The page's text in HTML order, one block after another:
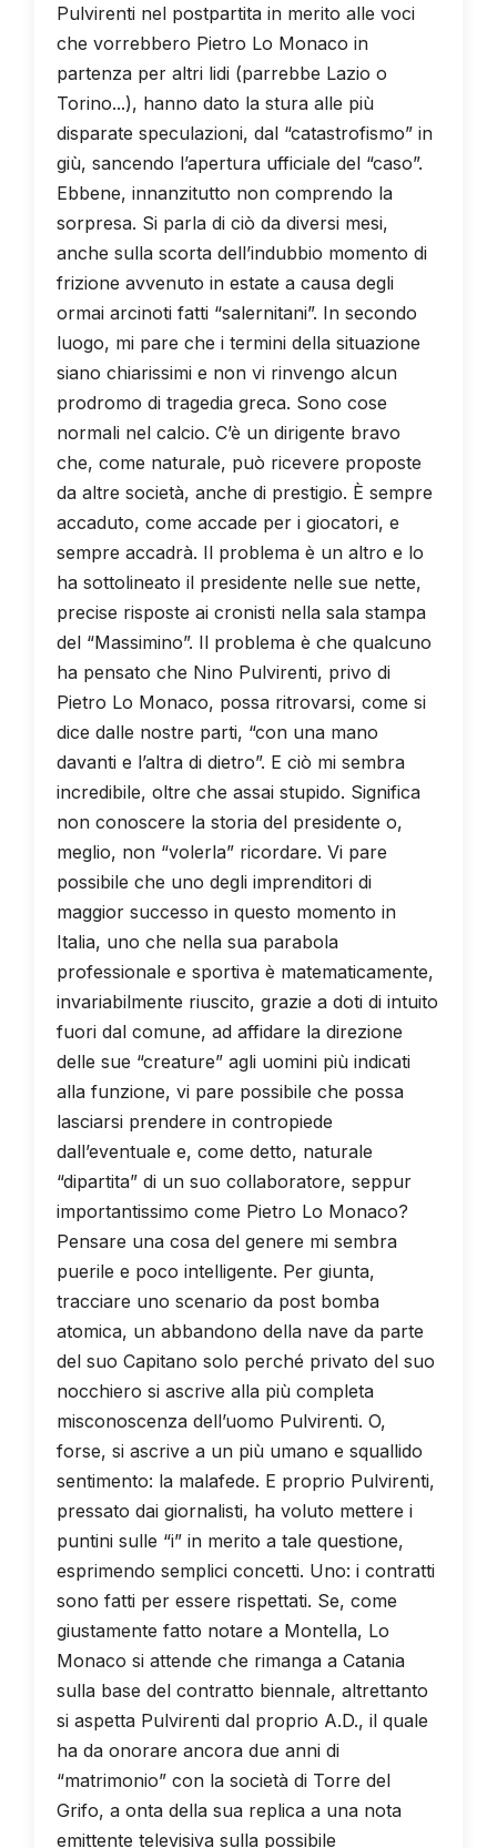
Pulvirenti nel postpartita in merito alle voci
che vorrebbero Pietro Lo Monaco in
partenza per altri lidi (parrebbe Lazio o
Torino...), hanno dato la stura alle più
disparate speculazioni, dal “catastrofismo” in
giù, sancendo l’apertura ufficiale del “caso”.
Ebbene, innanzitutto non comprendo la
sorpresa. Si parla di ciò da diversi mesi,
anche sulla scorta dell’indubbio momento di
frizione avvenuto in estate a causa degli
ormai arcinoti fatti “salernitani”. In secondo
luogo, mi pare che i termini della situazione
siano chiarissimi e non vi rinvengo alcun
prodromo di tragedia greca. Sono cose
normali nel calcio. C’è un dirigente bravo
che, come naturale, può ricevere proposte
da altre società, anche di prestigio. È sempre
accaduto, come accade per i giocatori, e
sempre accadrà. Il problema è un altro e lo
ha sottolineato il presidente nelle sue nette,
precise risposte ai cronisti nella sala stampa
del “Massimino”. Il problema è che qualcuno
ha pensato che Nino Pulvirenti, privo di
Pietro Lo Monaco, possa ritrovarsi, come si
dice dalle nostre parti, “con una mano
davanti e l’altra di dietro”. E ciò mi sembra
incredibile, oltre che assai stupido. Significa
non conoscere la storia del presidente o,
meglio, non “volerla” ricordare. Vi pare
possibile che uno degli imprenditori di
maggior successo in questo momento in
Italia, uno che nella sua parabola
professionale e sportiva è matematicamente,
invariabilmente riuscito, grazie a doti di intuito
fuori dal comune, ad affidare la direzione
delle sue “creature” agli uomini più indicati
alla funzione, vi pare possibile che possa
lasciarsi prendere in contropiede
dall’eventuale e, come detto, naturale
“dipartita” di un suo collaboratore, seppur
importantissimo come Pietro Lo Monaco?
Pensare una cosa del genere mi sembra
puerile e poco intelligente. Per giunta,
tracciare uno scenario da post bomba
atomica, un abbandono della nave da parte
del suo Capitano solo perché privato del suo
nocchiero si ascrive alla più completa
misconoscenza dell’uomo Pulvirenti. O,
forse, si ascrive a un più umano e squallido
sentimento: la malafede. E proprio Pulvirenti,
pressato dai giornalisti, ha voluto mettere i
puntini sulle “i” in merito a tale questione,
esprimendo semplici concetti. Uno: i contratti
sono fatti per essere rispettati. Se, come
giustamente fatto notare a Montella, Lo
Monaco si attende che rimanga a Catania
sulla base del contratto biennale, altrettanto
si aspetta Pulvirenti dal proprio A.D., il quale
ha da onorare ancora due anni di
“matrimonio” con la società di Torre del
Grifo, a onta della sua replica a una nota
emittente televisiva sulla possibile